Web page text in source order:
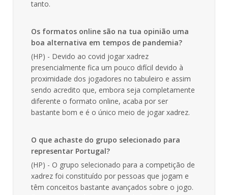
tanto.
Os formatos online são na tua opinião uma
boa alternativa em tempos de pandemia?
(HP) - Devido ao covid jogar xadrez
presencialmente fica um pouco difícil devido à
proximidade dos jogadores no tabuleiro e assim
sendo acredito que, embora seja completamente
diferente o formato online, acaba por ser
bastante bom e é o único meio de jogar xadrez.
O que achaste do grupo selecionado para
representar Portugal?
(HP) - O grupo selecionado para a competição de
xadrez foi constituído por pessoas que jogam e
têm conceitos bastante avançados sobre o jogo.